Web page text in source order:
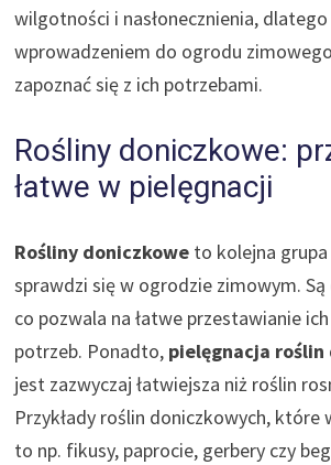
wilgotności i nasłonecznienia,
wprowadzeniem do ogrodu
zapoznać się z ich potrzebami.
Rośliny doniczkowe:
łatwe w pielęgnacji
Rośliny doniczkowe to kolejna
sprawdzi się w ogrodzie zimowym. Są
co pozwala na łatwe przestawianie
potrzeb. Ponadto, pielęgnacja
jest zazwyczaj łatwiejsza niż roślin
Przykłady roślin doniczkowych, które
to np. fikusy, paprocie, gerbery czy